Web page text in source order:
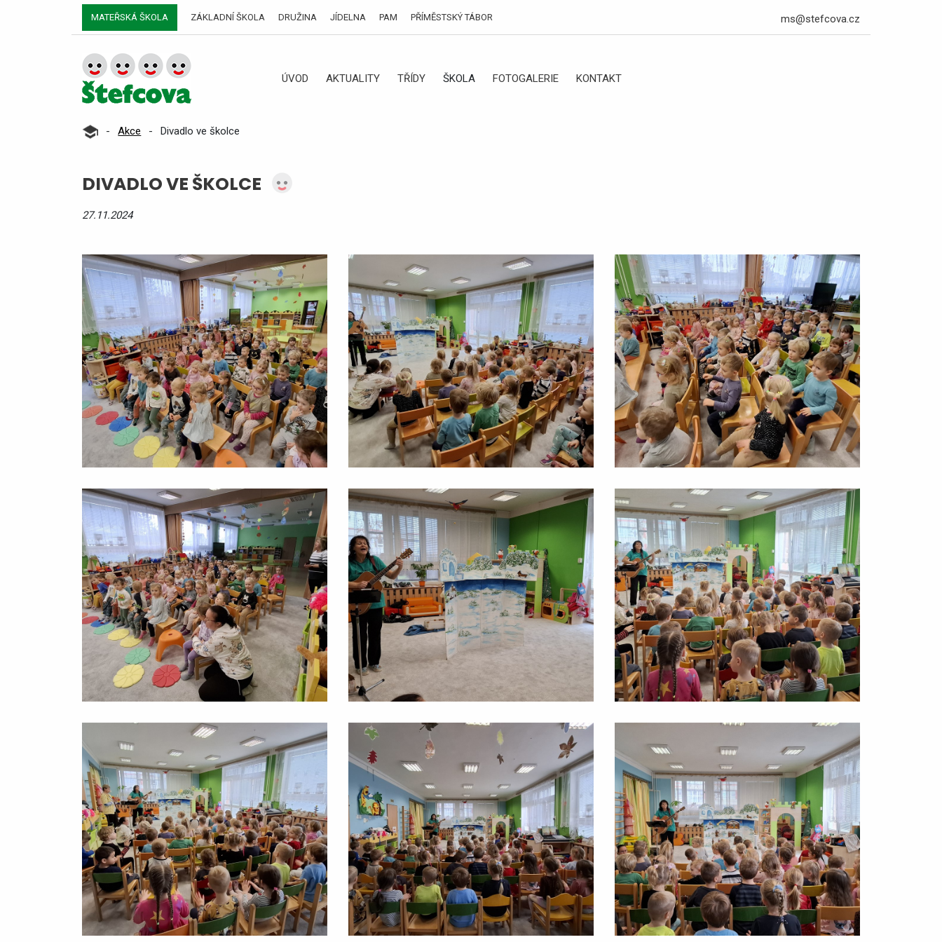
MATEŘSKÁ ŠKOLA ZÁKLADNÍ ŠKOLA DRUŽINA JÍDELNA PAM PŘÍMĚSTSKÝ TÁBOR ms@stefcova.cz
ÚVOD AKTUALITY TŘÍDY ŠKOLA FOTOGALERIE KONTAKT
- Akce - Divadlo ve školce
DIVADLO VE ŠKOLCE
27.11.2024